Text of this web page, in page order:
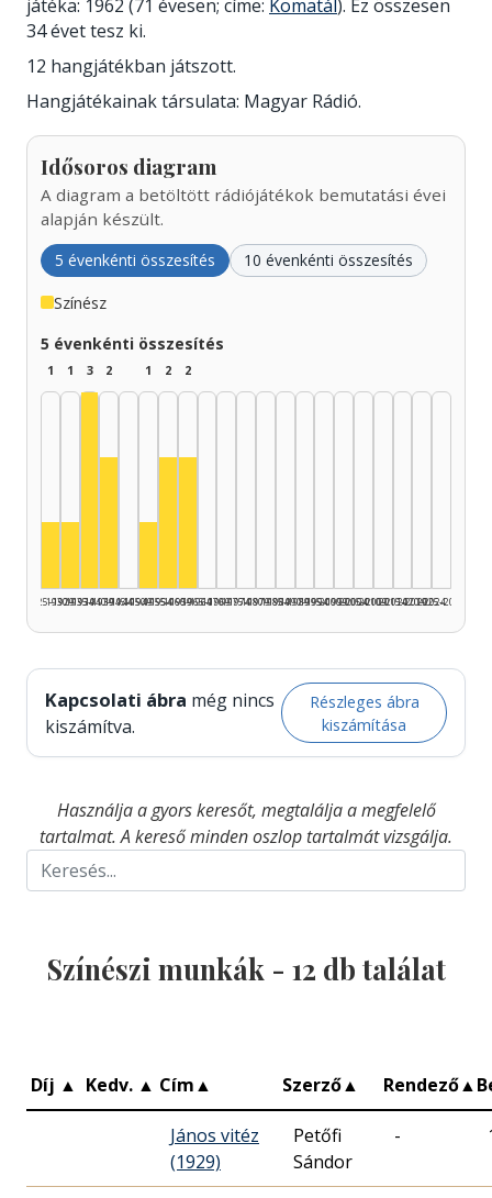
játéka: 1962 (71 évesen; címe: Komatál). Ez összesen
34 évet tesz ki.
12 hangjátékban játszott.
Hangjátékainak társulata: Magyar Rádió.
Idősoros diagram
A diagram a betöltött rádiójátékok bemutatási évei
alapján készült.
5 évenkénti összesítés 10 évenkénti összesítés
Színész
5 évenkénti összesítés
1
1925–1929
1
1930–1934
3
1935–1939
2
1940–1944
1945–1949
1
1950–1954
2
1955–1959
2
1960–1964
1965–1969
1970–1974
1975–1979
1980–1984
1985–1989
1990–1994
1995–1999
2000–2004
2005–2009
2010–2014
2015–2019
2020–2024
2025–2026
Kapcsolati ábra még nincs
kiszámítva.
Részleges ábra
kiszámítása
Használja a gyors keresőt, megtalálja a megfelelő
tartalmat. A kereső minden oszlop tartalmát vizsgálja.
Színészi munkák - 12 db találat
Díj ▲ Kedv. ▲ Cím▲ Szerző▲ Rendező▲
János vitéz
(1929)
Petőfi
Sándor
-